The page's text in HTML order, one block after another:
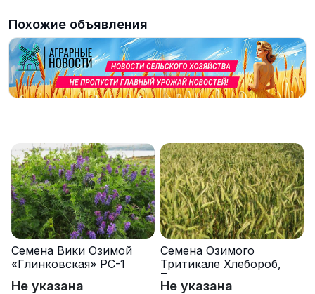
Похожие объявления
Семена Вики Озимой
«Глинковская» РС-1
Не указана
Семена Озимого
Тритикале Хлебороб,
Тихон
Не указана